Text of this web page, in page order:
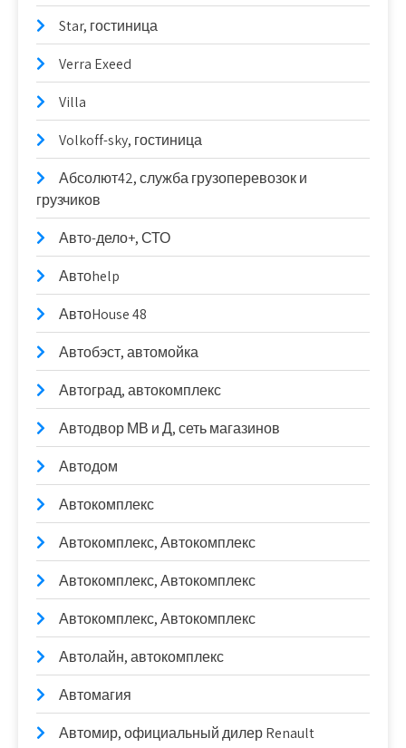
Star, гостиница
Verra Exeed
Villa
Volkoff-sky, гостиница
Абсолют42, служба грузоперевозок и
грузчиков
Авто-дело+, СТО
Автоhelp
АвтоHouse 48
Автобэст, автомойка
Автоград, автокомплекс
Автодвор МВ и Д, сеть магазинов
Автодом
Автокомплекс
Автокомплекс, Автокомплекс
Автокомплекс, Автокомплекс
Автокомплекс, Автокомплекс
Автолайн, автокомплекс
Автомагия
Автомир, официальный дилер Renault